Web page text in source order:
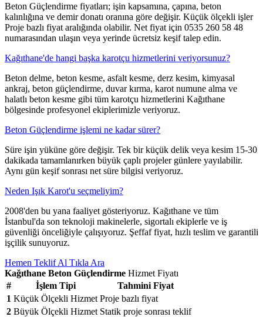
Beton Güçlendirme fiyatları; işin kapsamına, çapına, beton
kalınlığına ve demir donatı oranına göre değişir. Küçük ölçekli işler
Proje bazlı fiyat aralığında olabilir. Net fiyat için 0535 260 58 48
numarasından ulaşın veya yerinde ücretsiz keşif talep edin.
Kağıthane'de hangi başka karotçu hizmetlerini veriyorsunuz?
Beton delme, beton kesme, asfalt kesme, derz kesim, kimyasal
ankraj, beton güçlendirme, duvar kırma, karot numune alma ve
halatlı beton kesme gibi tüm karotçu hizmetlerini Kağıthane
bölgesinde profesyonel ekiplerimizle veriyoruz.
Beton Güçlendirme işlemi ne kadar sürer?
Süre işin yüküne göre değişir. Tek bir küçük delik veya kesim 15-30
dakikada tamamlanırken büyük çaplı projeler günlere yayılabilir.
Aynı gün keşif sonrası net süre bilgisi veriyoruz.
Neden Işık Karot'u seçmeliyim?
2008'den bu yana faaliyet gösteriyoruz. Kağıthane ve tüm
İstanbul'da son teknoloji makinelerle, sigortalı ekiplerle ve iş
güvenliği önceliğiyle çalışıyoruz. Şeffaf fiyat, hızlı teslim ve garantili
işçilik sunuyoruz.
Hemen Teklif Al Tıkla Ara
Kağıthane Beton Güçlendirme Hizmet Fiyatı
#
İşlem Tipi
Tahmini Fiyat
1 Küçük Ölçekli Hizmet Proje bazlı fiyat
2 Büyük Ölçekli Hizmet Statik proje sonrası teklif